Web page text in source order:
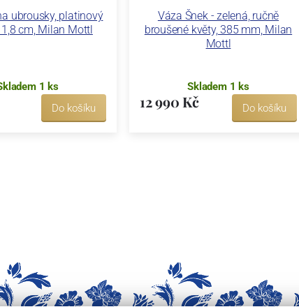
ubrousky, platinový
cm, Milan Mottl
1 ks
Do košíku
Váza Šnek - zelená, ručně
broušené květy, 385 mm, Milan
Mottl
Skladem 1 ks
12 990 Kč Do košíku